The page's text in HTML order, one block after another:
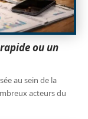
ou un
au sein de la
acteurs du